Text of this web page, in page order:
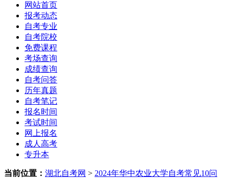
网站首页
报考动态
自考专业
自考院校
免费课程
考场查询
成绩查询
自考问答
历年真题
自考笔记
报名时间
考试时间
网上报名
成人高考
专升本
当前位置： 湖北自考网 > 2024年华中农业大学自考常见10问